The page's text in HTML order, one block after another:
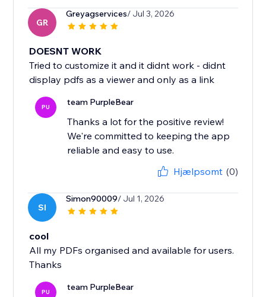
GR
Greyagservices/ Jul 3, 2026
DOESNT WORK
Tried to customize it and it didnt work - didnt
display pdfs as a viewer and only as a link
PU team PurpleBear
Thanks a lot for the positive review!
We're committed to keeping the app
reliable and easy to use.
Hjælpsomt (0)
SI
Simon90009/ Jul 1, 2026
cool
All my PDFs organised and available for users.
Thanks
PU team PurpleBear